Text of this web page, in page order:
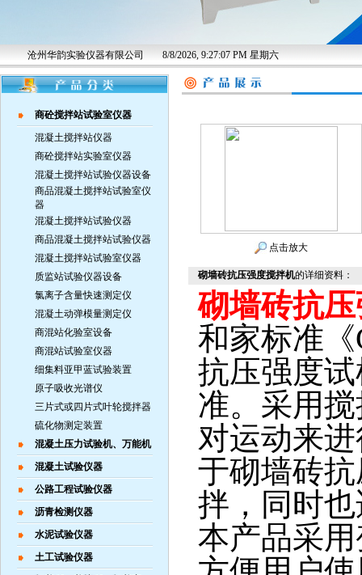
沧州华韵实验仪器有限公司 8/8/2026, 9:27:08 PM 星期六
商砼搅拌站试验室仪器
混凝土搅拌站仪器
商砼搅拌站实验室仪器
混凝土搅拌站试验仪器设备
商品混凝土搅拌站试验室仪
器
混凝土搅拌站试验仪器
商品混凝土搅拌站试验仪器
混凝土搅拌站试验室仪器
质监站试验仪器设备
氯离子含量快速测定仪
混凝土动弹模量测定仪
商混站化验室设备
商混站试验室仪器
细集料亚甲蓝试验装置
原子吸收光谱仪
三片式或四片式叶轮搅拌器
硫化物测定装置
混凝土压力试验机、万能机
混凝土试验仪器
公路工程试验仪器
沥青检测仪器
水泥试验仪器
土工试验仪器
点击放大
砌墙砖抗压强度搅拌机的详细资料：
砌墙砖抗
和家标准《
抗压强度
准。采用
对运动来
于砌墙砖
拌，同时
本产品采